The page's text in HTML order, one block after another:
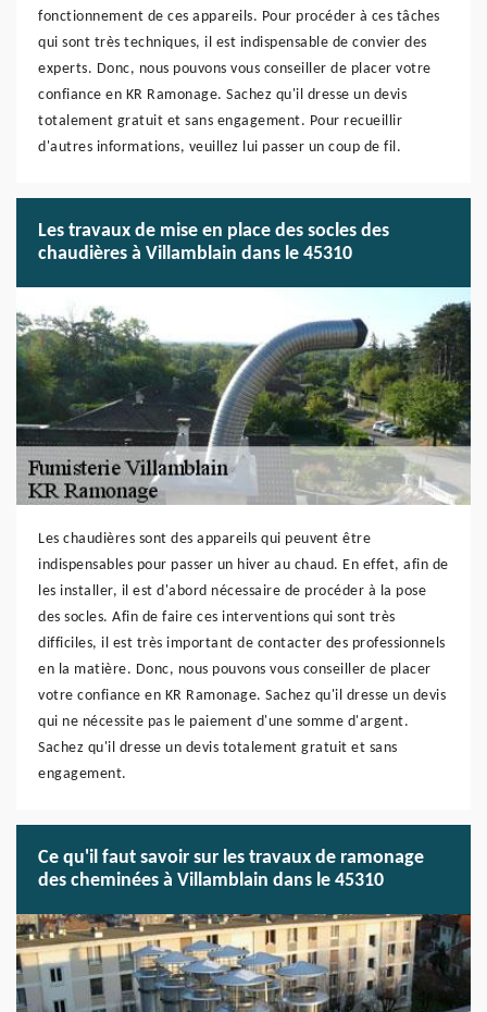
fonctionnement de ces appareils. Pour procéder à ces tâches
qui sont très techniques, il est indispensable de convier des
experts. Donc, nous pouvons vous conseiller de placer votre
confiance en KR Ramonage. Sachez qu'il dresse un devis
totalement gratuit et sans engagement. Pour recueillir
d'autres informations, veuillez lui passer un coup de fil.
Les travaux de mise en place des socles des
chaudières à Villamblain dans le 45310
Les chaudières sont des appareils qui peuvent être
indispensables pour passer un hiver au chaud. En effet, afin de
les installer, il est d'abord nécessaire de procéder à la pose
des socles. Afin de faire ces interventions qui sont très
difficiles, il est très important de contacter des professionnels
en la matière. Donc, nous pouvons vous conseiller de placer
votre confiance en KR Ramonage. Sachez qu'il dresse un devis
qui ne nécessite pas le paiement d'une somme d'argent.
Sachez qu'il dresse un devis totalement gratuit et sans
engagement.
Ce qu'il faut savoir sur les travaux de ramonage
des cheminées à Villamblain dans le 45310